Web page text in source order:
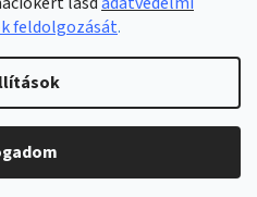
feldolgozását.
készítette